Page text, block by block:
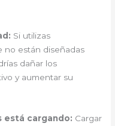
Si utilizas
no están diseñadas
dañar los
y aumentar su
está cargando: Cargar